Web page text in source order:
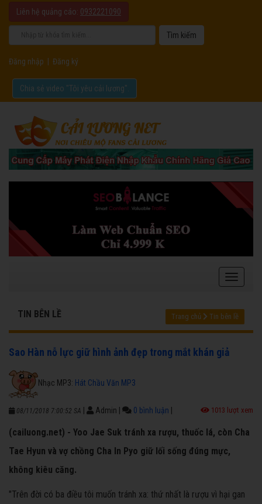
Liên hệ quảng cáo: 0932221090
Đăng nhập Đăng ký
Chia sẻ video "Tôi yêu cải lương".
TIN BÊN LỀ Trang chủ Tin bên lề
Sao Hàn nỗ lực giữ hình ảnh đẹp trong mắt khán giả
Nhạc MP3: Hát Chầu Văn MP3
08/11/2018 7:00:52 SA Admin 0 bình luận 1013 lượt xem
(cailuong.net) - Yoo Jae Suk tránh xa rượu, thuốc lá, còn Cha
Tae Hyun và vợ chồng Cha In Pyo giữ lối sống đúng mực,
không kiêu căng.
"Trên đời có ba điều tôi muốn tránh xa: thứ nhất là rượu vì hại gan